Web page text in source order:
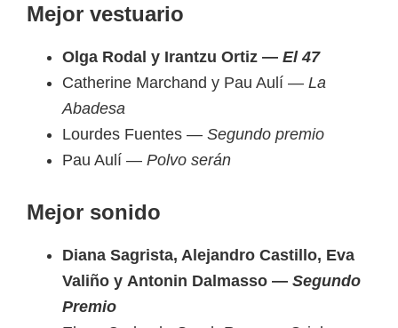
Mejor vestuario
Olga Rodal y Irantzu Ortiz — El 47
Catherine Marchand y Pau Aulí — La
Abadesa
Lourdes Fuentes — Segundo premio
Pau Aulí — Polvo serán
Mejor sonido
Diana Sagrista, Alejandro Castillo, Eva
Valiño y Antonin Dalmasso — Segundo
Premio